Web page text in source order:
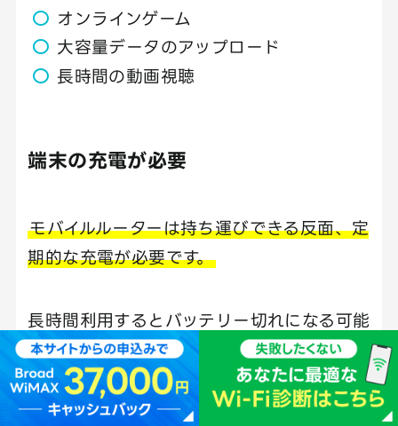
オンラインゲーム
大容量データのアップロード
長時間の動画視聴
端末の充電が必要
モバイルルーターは持ち運びできる反面、定
期的な充電が必要です。
長時間利用するとバッテリー切れになる可能
性があるため、外出時はモバイルバッテリー
を持ち歩くのがおすすめです。